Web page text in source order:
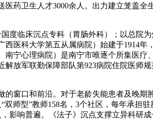
药卫生人才3000余人。出力建立笼盖全
临床沉点专科（胃肠外科）；以总院
医科大学第五从属病院）始建于1914年
宁心理病院）是南宁市唯逐个所集医疗
放军联勤保障部队第923病院住院医师
窗口和前沿。对于老龄失能患者及晚期
师型”教师158名，3个社区，每年承担驻
影响普遍。《法子》沉点支撑立异科研